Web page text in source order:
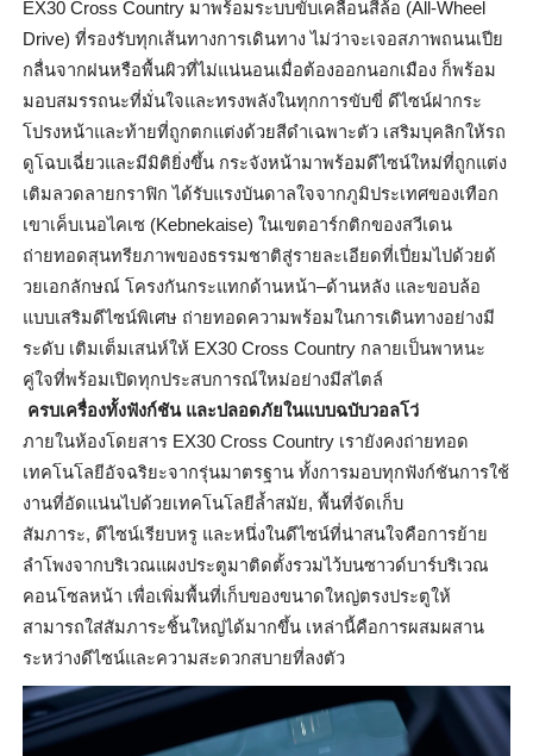
EX30 Cross Country มาพร้อมระบบขับเคลื่อนสี่ล้อ (All-Wheel
Drive) ที่รองรับทุกเส้นทางการเดินทาง ไม่ว่าจะเจอสภาพถนนเปีย
กลื่นจากฝนหรือพื้นผิวที่ไม่แน่นอนเมื่อต้องออกนอกเมือง ก็พร้อม
มอบสมรรถนะที่มั่นใจและทรงพลังในทุกการขับขี่ ดีไซน์ฝากระ
โปรงหน้าและท้ายที่ถูกตกแต่งด้วยสีดำเฉพาะตัว เสริมบุคลิกให้รถ
ดูโฉบเฉี่ยวและมีมิติยิ่งขึ้น กระจังหน้ามาพร้อมดีไซน์ใหม่ที่ถูกแต่ง
เติมลวดลายกราฟิก ได้รับแรงบันดาลใจจากภูมิประเทศของเทือก
เขาเค็บเนอไคเซ (Kebnekaise) ในเขตอาร์กติกของสวีเดน
ถ่ายทอดสุนทรียภาพของธรรมชาติสู่รายละเอียดที่เปี่ยมไปด้วยด้
วยเอกลักษณ์ โครงกันกระแทกด้านหน้า–ด้านหลัง และขอบล้อ
แบบเสริมดีไซน์พิเศษ ถ่ายทอดความพร้อมในการเดินทางอย่างมี
ระดับ เติมเต็มเสน่ห์ให้ EX30 Cross Country กลายเป็นพาหนะ
คู่ใจที่พร้อมเปิดทุกประสบการณ์ใหม่อย่างมีสไตล์
ครบเครื่องทั้งฟังก์ชัน และปลอดภัยในแบบฉบับวอลโว่
ภายในห้องโดยสาร EX30 Cross Countryเรายังคงถ่ายทอด
เทคโนโลยีอัจฉริยะจากรุ่นมาตรฐาน ทั้งการมอบทุกฟังก์ชันการใช้
งานที่อัดแน่นไปด้วยเทคโนโลยีล้ำสมัย, พื้นที่จัดเก็บ
สัมภาระ, ดีไซน์เรียบหรู และหนึ่งในดีไซน์ที่น่าสนใจคือการย้าย
ลำโพงจากบริเวณแผงประตูมาติดตั้งรวมไว้บนซาวด์บาร์บริเวณ
คอนโซลหน้า เพื่อเพิ่มพื้นที่เก็บของขนาดใหญ่ตรงประตูให้
สามารถใส่สัมภาระชิ้นใหญ่ได้มากขึ้น เหล่านี้คือการผสมผสาน
ระหว่างดีไซน์และความสะดวกสบายที่ลงตัว